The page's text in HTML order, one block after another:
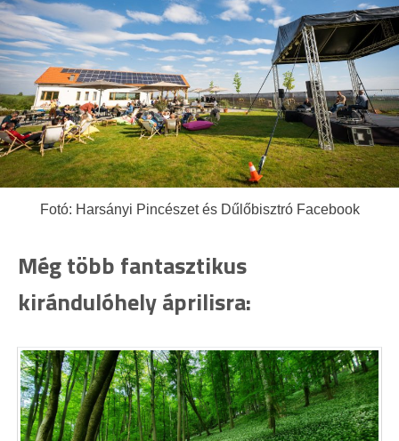
Fotó: Harsányi Pincészet és Dűlőbisztró Facebook
Még több fantasztikus
kirándulóhely áprilisra: